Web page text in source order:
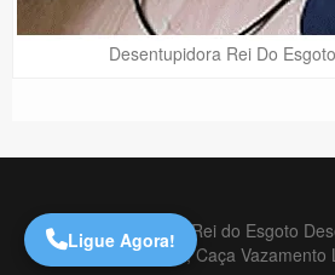
Desentupidora Rei Do Esgoto
Copyright © 2020 Rei do Esgoto
Dedetizadora, Caça Vazamento
Ligue Agora!